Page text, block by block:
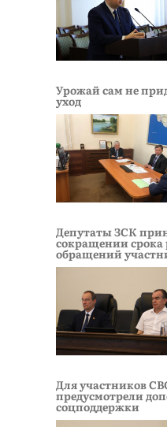
Урожай сам не
уход
Депутаты ЗСК
сокращении срока
обращений
Для участников
предусмотрели
соцподдержки